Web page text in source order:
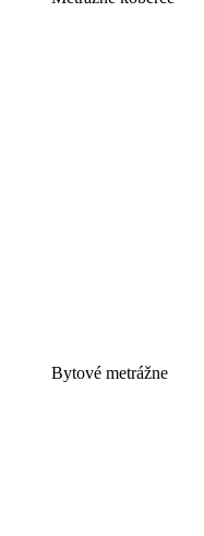
Bytové metrážne